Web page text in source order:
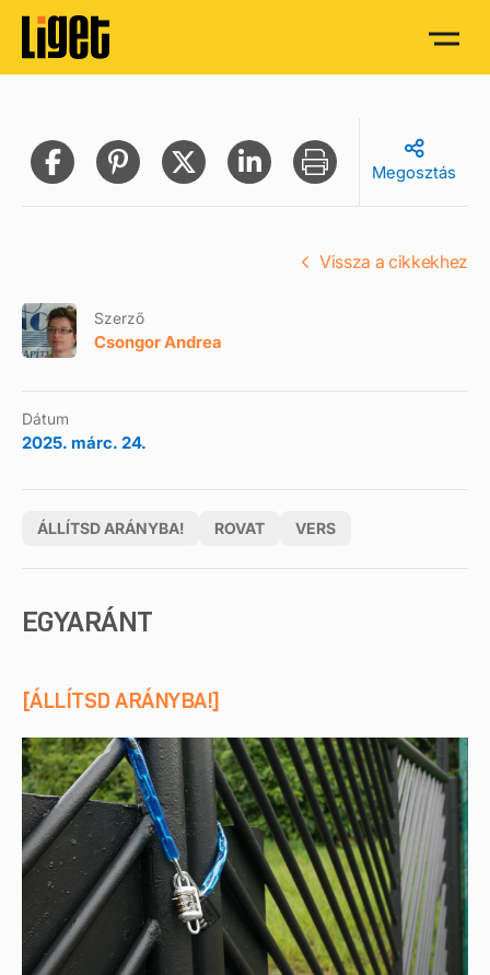
Megosztás
Szerző
Csongor Andrea
Dátum
2025. márc. 24.
ÁLLÍTSD ARÁNYBA! ROVAT VERS
Vissza a cikkekhez
EGYARÁNT
[ÁLLÍTSD ARÁNYBA!]